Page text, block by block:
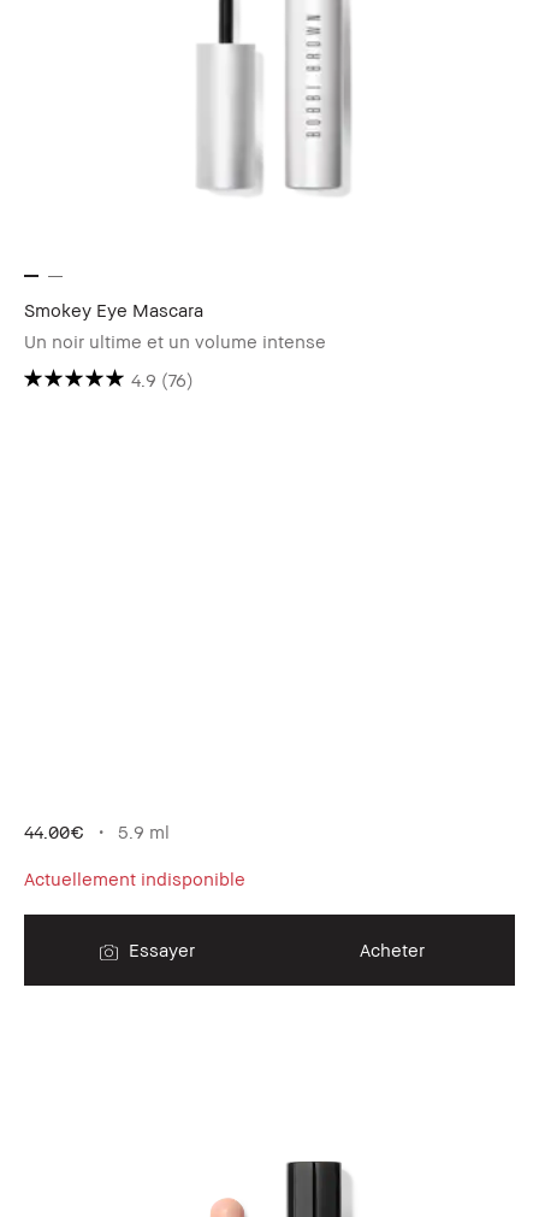
Smokey Eye Mascara
Un noir ultime et un volume intense
4.9 (76)
44.00€ 5.9 ml
Actuellement indisponible
Essayer Acheter